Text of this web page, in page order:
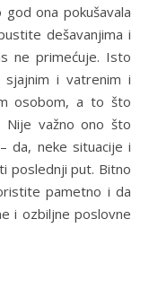
ona pokušavala
dešavanjima i
ne primećuje. Isto
sjajnim i vatrenim i
osobom, a to što
Nije važno ono što
da, neke situacije i
poslednji put. Bitno
pametno i da
i ozbiljne poslovne